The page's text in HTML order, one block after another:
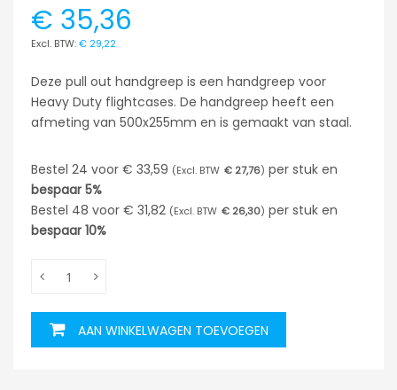
€ 35,36
€ 29,22
Deze pull out handgreep is een handgreep voor
Heavy Duty flightcases. De handgreep heeft een
afmeting van 500x255mm en is gemaakt van staal.
Bestel 24 voor € 33,59 € 27,76 per stuk en
bespaar 5%
Bestel 48 voor € 31,82 € 26,30 per stuk en
bespaar 10%
AAN WINKELWAGEN TOEVOEGEN